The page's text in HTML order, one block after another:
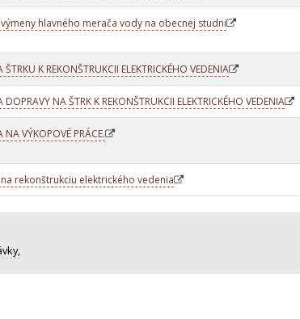
hlavného merača vody na obecnej studni
ŠTRKU K REKONŠTRUKCII ELEKTRICKÉHO VEDENIA
DOPRAVY NA ŠTRK K REKONŠTRUKCII ELEKTRICKÉHO VEDENIA
NA VÝKOPOVÉ PRÁCE.
rekonštrukciu elektrického vedenia